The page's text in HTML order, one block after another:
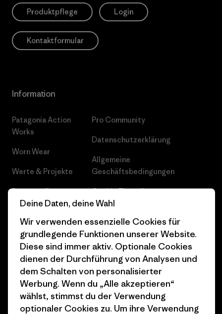
Produktpflege Login
Kontaktformular
Information
Patagonia Action
Works
Worn Wear
Werte & Projekte
Progress Report
Business Unusual
Klimaziele
1% For The Planet
Wie wir finanzieren
Geschenkgutscheine
Stores in deiner Nähe
Pro Community
Datenschutzerklärung
Allgemeine
Geschäftsbedingungen
Cookie Einstellungen
Pressekontakt
Industry program
Affiliate-Programm
Patagonia Schweiz
Seitenverzeichnis
Deine Daten, deine Wahl
Wir verwenden essenzielle Cookies für
grundlegende Funktionen unserer Website.
Diese sind immer aktiv. Optionale Cookies
dienen der Durchführung von Analysen und
dem Schalten von personalisierter
Werbung. Wenn du „Alle akzeptieren“
wählst, stimmst du der Verwendung
optionaler Cookies zu. Um ihre Verwendung